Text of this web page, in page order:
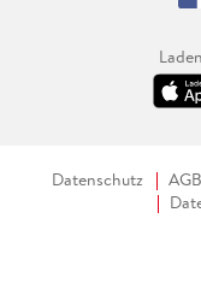
Datenschutz AGB